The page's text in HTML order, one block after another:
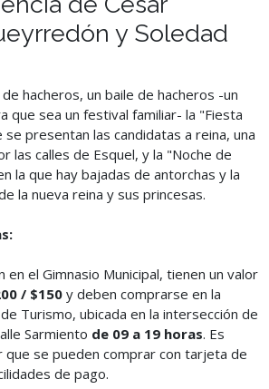
y Soledad
hacheros, un baile de hacheros -un
que sea un festival familiar- la "Fiesta
presentan las candidatas a reina, una
las calles de Esquel, y la "Noche de
la que hay bajadas de antorchas y la
la nueva reina y sus princesas.
en el Gimnasio Municipal, tienen un valor
/ $150 y deben comprarse en la
Turismo, ubicada en la intersección de
Sarmiento de 09 a 19 horas. Es
se pueden comprar con tarjeta de
de pago.